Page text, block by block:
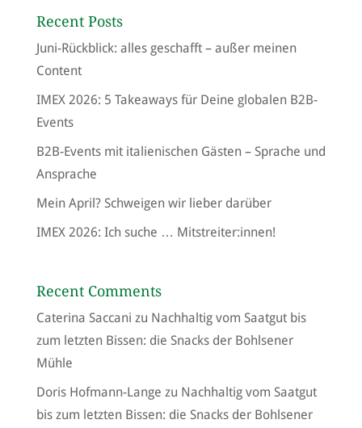
Recent Posts
Juni-Rückblick: alles geschafft – außer meinen
Content
IMEX 2026: 5 Takeaways für Deine globalen B2B-
Events
B2B-Events mit italienischen Gästen – Sprache und
Ansprache
Mein April? Schweigen wir lieber darüber
IMEX 2026: Ich suche … Mitstreiter:innen!
Recent Comments
Caterina Saccani zu Nachhaltig vom Saatgut bis
zum letzten Bissen: die Snacks der Bohlsener
Mühle
Doris Hofmann-Lange zu Nachhaltig vom Saatgut
bis zum letzten Bissen: die Snacks der Bohlsener